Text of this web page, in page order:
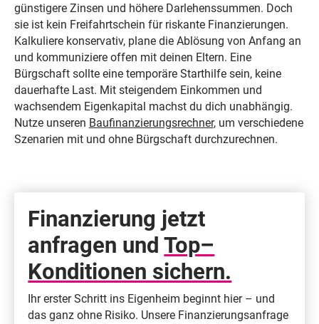
günstigere Zinsen und höhere Darlehenssummen. Doch
sie ist kein Freifahrtschein für riskante Finanzierungen.
Kalkuliere konservativ, plane die Ablösung von Anfang an
und kommuniziere offen mit deinen Eltern. Eine
Bürgschaft sollte eine temporäre Starthilfe sein, keine
dauerhafte Last. Mit steigendem Einkommen und
wachsendem Eigenkapital machst du dich unabhängig.
Nutze unseren Baufinanzierungsrechner, um verschiedene
Szenarien mit und ohne Bürgschaft durchzurechnen.
Finanzierung jetzt
anfragen undTop–
Konditionen sichern.
Ihr erster Schritt ins Eigenheim beginnt hier – und
das ganz ohne Risiko. Unsere Finanzierungsanfrage